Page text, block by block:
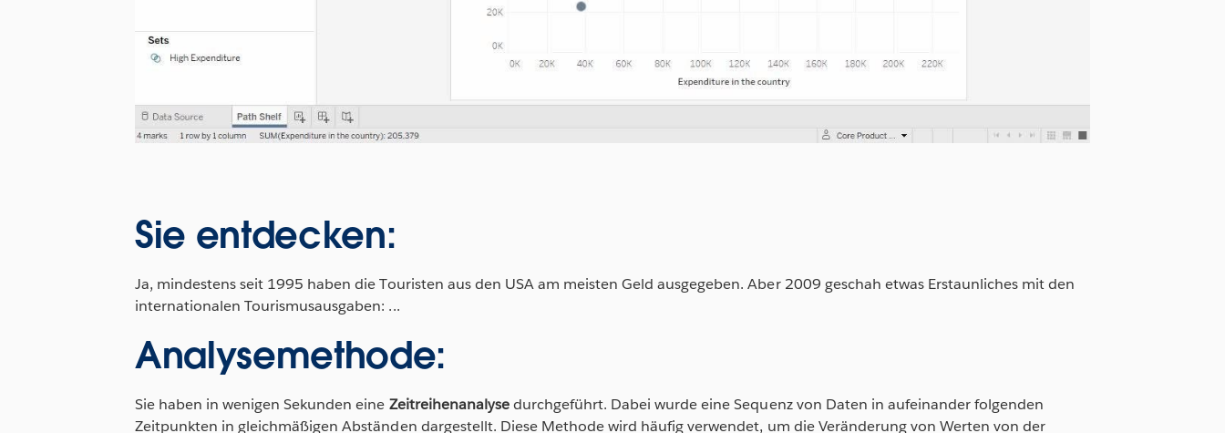
Sie entdecken:
Ja, mindestens seit 1995 haben die Touristen aus den USA am meisten Geld ausgegeben. Aber 2009 geschah etwas Erstaunliches mit den
internationalen Tourismusausgaben: ...
Analysemethode:
Sie haben in wenigen Sekunden eine Zeitreihenanalysedurchgeführt. Dabei wurde eine Sequenz von Daten in aufeinander folgenden
Zeitpunkten in gleichmäßigen Abständen dargestellt. Diese Methode wird häufig verwendet, um die Veränderung von Werten von der